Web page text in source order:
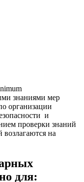
знаниями мер
организации
и
проверки знаний
возлагаются на
для: